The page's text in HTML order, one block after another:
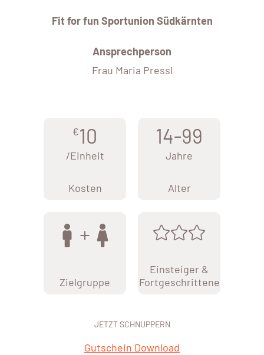
Fit for fun Sportunion Südkärnten
Ansprechperson
Frau Maria Pressl
€10
/Einheit
Kosten
14-99
Jahre
Alter
Zielgruppe
Einsteiger &
Fortgeschrittene
JETZT SCHNUPPERN
Gutschein Download